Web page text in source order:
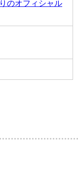
のオフィシャル